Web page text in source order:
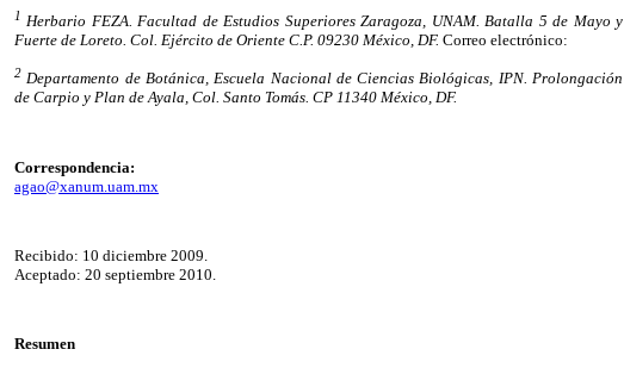
1 Herbario FEZA. Facultad de Estudios Superiores Zaragoza, UNAM. Batalla 5 de Mayo y
Fuerte de Loreto. Col. Ejército de Oriente C.P. 09230 México, DF. Correo electrónico:
2 Departamento de Botánica, Escuela Nacional de Ciencias Biológicas, IPN. Prolongación
de Carpio y Plan de Ayala, Col. Santo Tomás. CP 11340 México, DF.
Correspondencia:
agao@xanum.uam.mx
Recibido: 10 diciembre 2009.
Aceptado: 20 septiembre 2010.
Resumen